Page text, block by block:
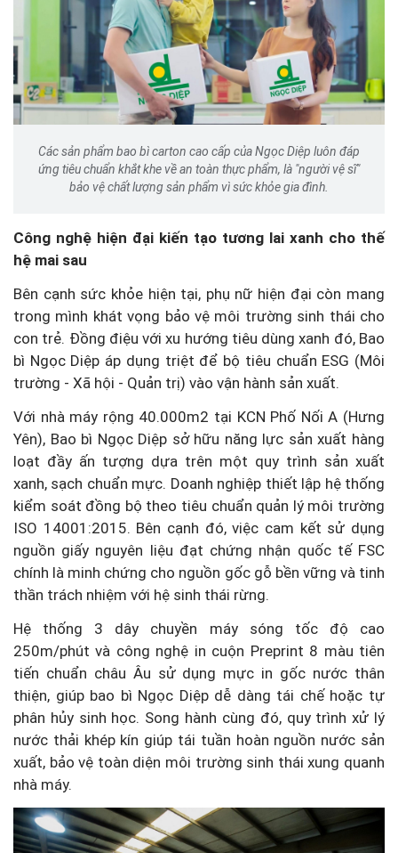
Các sản phẩm bao bì carton cao cấp của Ngọc Diệp luôn đáp
ứng tiêu chuẩn khắt khe về an toàn thực phẩm, là "người vệ sĩ"
bảo vệ chất lượng sản phẩm vì sức khỏe gia đình.
Công nghệ hiện đại kiến tạo tương lai xanh cho thế
hệ mai sau
Bên cạnh sức khỏe hiện tại, phụ nữ hiện đại còn mang
trong mình khát vọng bảo vệ môi trường sinh thái cho
con trẻ. Đồng điệu với xu hướng tiêu dùng xanh đó, Bao
bì Ngọc Diệp áp dụng triệt để bộ tiêu chuẩn ESG (Môi
trường - Xã hội - Quản trị) vào vận hành sản xuất.
Với nhà máy rộng 40.000m2 tại KCN Phố Nối A (Hưng
Yên), Bao bì Ngọc Diệp sở hữu năng lực sản xuất hàng
loạt đầy ấn tượng dựa trên một quy trình sản xuất
xanh, sạch chuẩn mực. Doanh nghiệp thiết lập hệ thống
kiểm soát đồng bộ theo tiêu chuẩn quản lý môi trường
ISO 14001:2015. Bên cạnh đó, việc cam kết sử dụng
nguồn giấy nguyên liệu đạt chứng nhận quốc tế FSC
chính là minh chứng cho nguồn gốc gỗ bền vững và tinh
thần trách nhiệm với hệ sinh thái rừng.
Hệ thống 3 dây chuyền máy sóng tốc độ cao
250m/phút và công nghệ in cuộn Preprint 8 màu tiên
tiến chuẩn châu Âu sử dụng mực in gốc nước thân
thiện, giúp bao bì Ngọc Diệp dễ dàng tái chế hoặc tự
phân hủy sinh học. Song hành cùng đó, quy trình xử lý
nước thải khép kín giúp tái tuần hoàn nguồn nước sản
xuất, bảo vệ toàn diện môi trường sinh thái xung quanh
nhà máy.